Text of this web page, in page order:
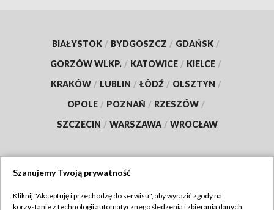
BIAŁYSTOK / BYDGOSZCZ / GDAŃSK /
GORZÓW WLKP. / KATOWICE / KIELCE /
KRAKÓW / LUBLIN / ŁÓDŹ / OLSZTYN /
OPOLE / POZNAŃ / RZESZÓW /
SZCZECIN / WARSZAWA / WROCŁAW
Szanujemy Twoją prywatność
Kliknij "Akceptuję i przechodzę do serwisu", aby wyrazić zgody na
korzystanie z technologii automatycznego śledzenia i zbierania danych,